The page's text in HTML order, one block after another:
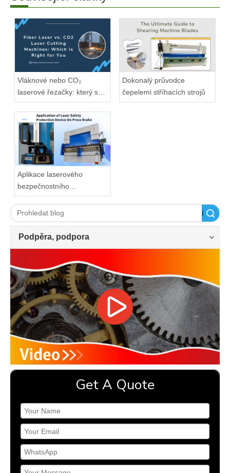
Vláknové nebo CO₂
laserové řezačky: který se
hodí?
Dokonalý průvodce
čepelemi stříhacích strojů
Aplikace laserového
bezpečnostního
ochranného zařízení na
ohraňovací lis
Vyhledávání
Podpěra, podpora
Get A Quote